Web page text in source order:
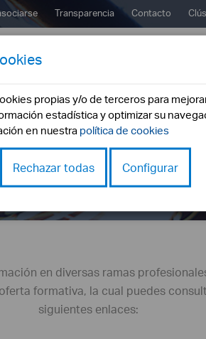
Transparencia Contacto
Formación
en diversas ramas
formativa, la cual puedes
siguientes enlaces:
propias y/o de terceros para
estadística y optimizar su
en nuestra política de cookies
Rechazar todas Configurar